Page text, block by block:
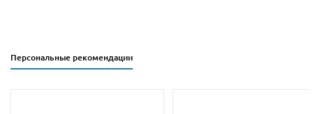
Персональные рекомендации